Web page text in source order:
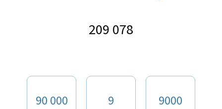
209 078
90 000 9 9000